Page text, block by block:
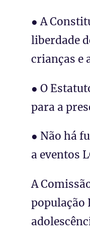
● A
liberdade
crianças e
● O
para a
● Não há
a eventos
A
população